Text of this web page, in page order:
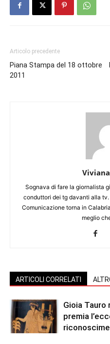
Articolo precedente
Piana Stampa del 18 ottobre
2011
Sognava di fare la giornalista
conduttori dei tg davanti alla
Comunicazione torna in
meglio
ARTICOLI CORRELATI
Gioia
premia